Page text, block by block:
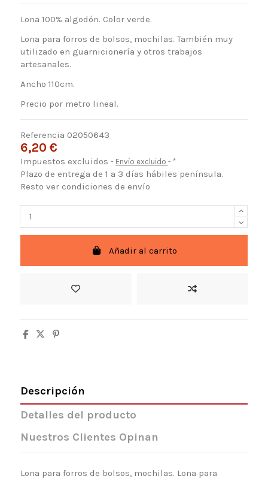
Lona 100% algodón. Color verde.
Lona para forros de bolsos, mochilas. También muy
utilizado en guarnicionería y otros trabajos
artesanales.
Ancho 110cm.
Precio por metro lineal.
Referencia 02050643
6,20 €
Impuestos excluidos Envío excluido *
Plazo de entrega de 1 a 3 días hábiles península.
Resto ver condiciones de envío
Añadir al carrito
Descripción
Detalles del producto
Nuestros Clientes Opinan
Lona para forros de bolsos, mochilas. Lona para